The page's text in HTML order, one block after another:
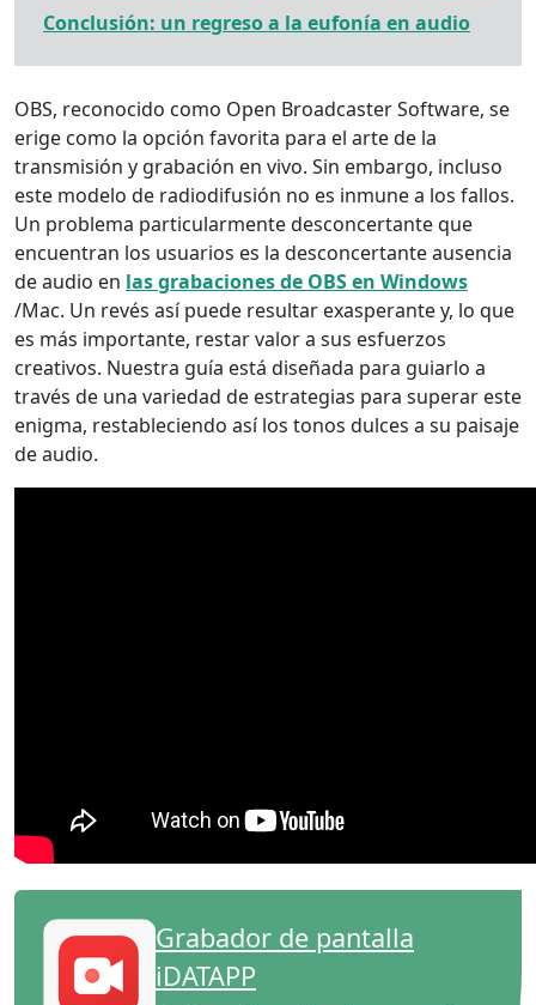
Conclusión: un regreso a la eufonía en audio
OBS, reconocido como Open Broadcaster Software, se
erige como la opción favorita para el arte de la
transmisión y grabación en vivo. Sin embargo, incluso
este modelo de radiodifusión no es inmune a los fallos.
Un problema particularmente desconcertante que
encuentran los usuarios es la desconcertante ausencia
de audio en las grabaciones de OBS en Windows
/Mac. Un revés así puede resultar exasperante y, lo que
es más importante, restar valor a sus esfuerzos
creativos. Nuestra guía está diseñada para guiarlo a
través de una variedad de estrategias para superar este
enigma, restableciendo así los tonos dulces a su paisaje
de audio.
Grabador de pantalla
iDATAPP